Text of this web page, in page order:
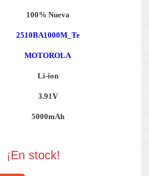
100% Nueva
2510BA1000M_Te
MOTOROLA
Li-ion
3.91V
5000mAh
¡En stock!